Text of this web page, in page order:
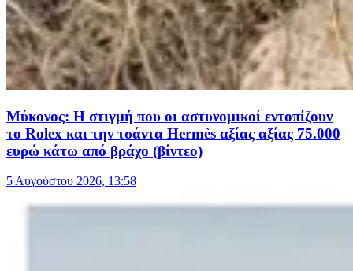
Μύκονος: H στιγμή που οι αστυνομικοί εντοπίζουν
το Rolex και την τσάντα Hermès αξίας αξίας 75.000
ευρώ κάτω από βράχο (βίντεο)
5 Αυγούστου 2026, 13:58